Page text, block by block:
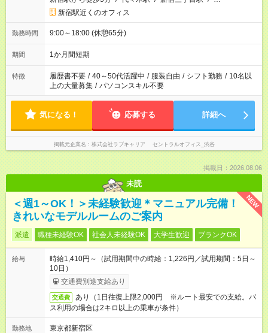
新宿駅近くのオフィス
勤務時間 9:00～18:00 (休憩65分)
期間 1か月間短期
特徴 履歴書不要 / 40～50代活躍中 / 服装自由 / シフト勤務 / 10名以
上の大量募集 / パソコンスキル不要
気になる！ 応募する 詳細へ
掲載元企業名 株式会社ラブキャリア セントラルオフィス_渋谷
掲載日：2026.08.06
未読
NEW
＜週1～OK！＞未経験歓迎＊マニュアル完備！
きれいなモデルルームのご案内
派遣 職種未経験OK 社会人未経験OK 大学生歓迎 ブランクOK
給与
時給1,410円～（試用期間中の時給：1,226円／試用期間：5日～
10日）
交通費別途支給あり
交通費
あり（1日往復上限2,000円 ※ルート最安での支給。バ
ス利用の場合は2キロ以上の乗車が条件）
勤務地
東京都新宿区